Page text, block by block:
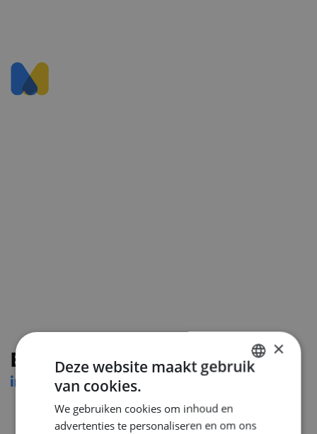
Erwin Veenstra
×
Deze website maakt gebruik
van cookies.
We gebruiken cookies om inhoud en
advertenties te personaliseren en om ons